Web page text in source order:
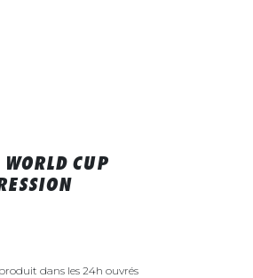
CUP
dans les 24h ouvrés